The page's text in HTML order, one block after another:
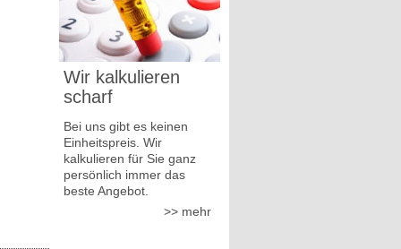
Wir kalkulieren
scharf
Bei uns gibt es keinen
Einheitspreis. Wir
kalkulieren für Sie ganz
persönlich immer das
beste Angebot.
mehr